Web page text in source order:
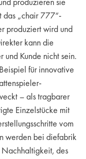
das „chair 777“-
produziert wird und
kann die
Kunde nicht sein.
für innovative
– als tragbarer
Einzelstücke mit
vom
werden bei diefabrik
des